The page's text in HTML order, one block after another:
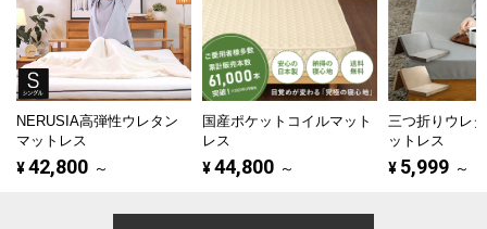
NERUSIA高弾性ウレタン
マットレス
¥42,800 ～
国産ポケットコイルマット
レス
¥44,800 ～
三つ折りウレ
ットレス
¥ 5,999 ～